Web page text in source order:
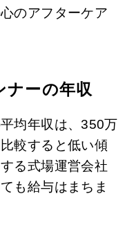
のアフターケア
ナーの年収
均年収は、350万
較すると低い傾
る式場運営会社
も給与はまちま